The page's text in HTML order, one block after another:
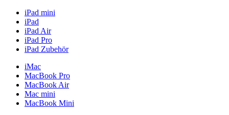
iPad mini
iPad
iPad Air
iPad Pro
iPad Zubehör
iMac
MacBook Pro
MacBook Air
Mac mini
MacBook Mini